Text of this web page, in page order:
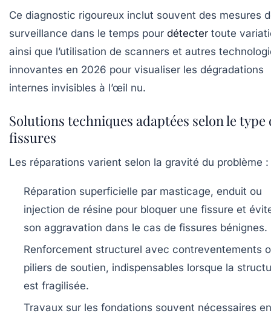
Ce diagnostic rigoureux inclut souvent des mesures
surveillance dans le temps pour détecter toute
ainsi que l’utilisation de scanners et autres
innovantes en 2026 pour visualiser les dégradations
internes invisibles à l’œil nu.
Solutions techniques adaptées selon le type
fissures
Les réparations varient selon la gravité du problème :
Réparation superficielle par masticage, enduit ou
injection de résine pour bloquer une fissure et
son aggravation dans le cas de fissures bénignes.
Renforcement structurel avec contreventements
piliers de soutien, indispensables lorsque la
est fragilisée.
Travaux sur les fondations souvent nécessaires